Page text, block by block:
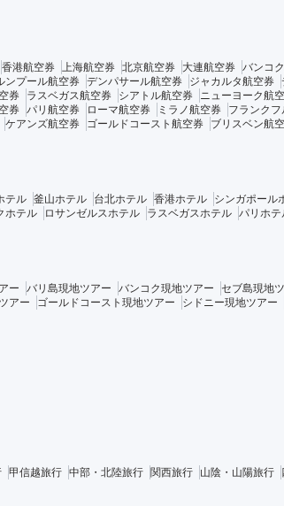
香港航空券 上海航空券 北京航空券 大連航空券 バンコ
ンプール航空券 デンパサール航空券 ジャカルタ航空券
券 ラスベガス航空券 シアトル航空券 ニューヨーク航
券 パリ航空券 ローマ航空券 ミラノ航空券 フランク
ケアンズ航空券 ゴールドコースト航空券 ブリスベン航
テル 釜山ホテル 台北ホテル 香港ホテル シンガポール
ホテル ロサンゼルスホテル ラスベガスホテル パリホテ
ー バリ島現地ツアー バンコク現地ツアー セブ島現地
アー ゴールドコースト現地ツアー シドニー現地ツアー
甲信越旅行 中部・北陸旅行 関西旅行 山陰・山陽旅行